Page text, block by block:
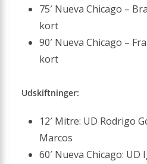
75′ Nueva Chicago –
kort
90′ Nueva Chicago –
kort
Udskiftninger:
12′ Mitre: UD Rodrigo
Marcos
60′ Nueva Chicago: UD